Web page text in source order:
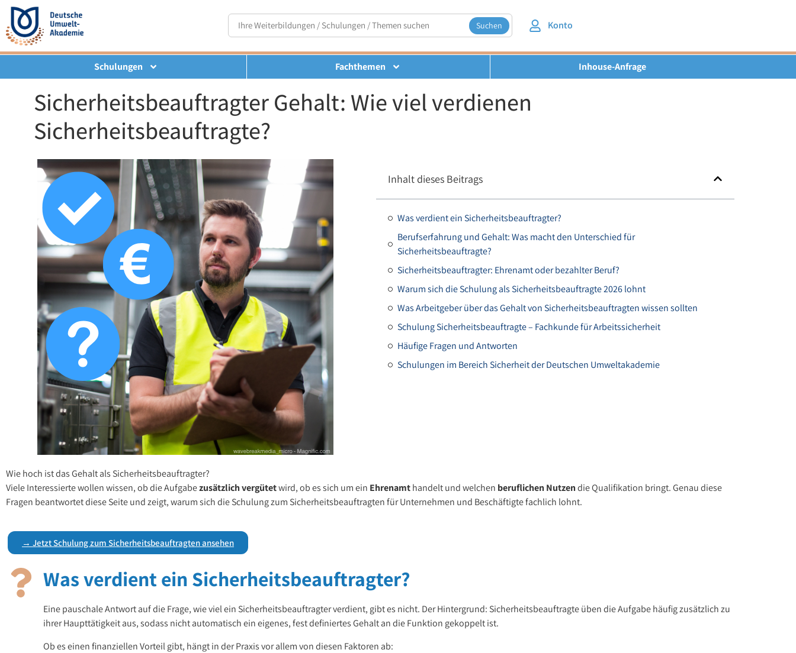
Suchen Konto
Schulungen Fachthemen Inhouse-Anfrage
Sicherheitsbeauftragter Gehalt: Wie viel verdienen
Sicherheitsbeauftragte?
Inhalt dieses Beitrags
Was verdient ein Sicherheitsbeauftragter?
Berufserfahrung und Gehalt: Was macht den Unterschied für
Sicherheitsbeauftragte?
Sicherheitsbeauftragter: Ehrenamt oder bezahlter Beruf?
Warum sich die Schulung als Sicherheitsbeauftragte 2026 lohnt
Was Arbeitgeber über das Gehalt von Sicherheitsbeauftragten wissen sollten
Schulung Sicherheitsbeauftragte – Fachkunde für Arbeitssicherheit
Häufige Fragen und Antworten
Schulungen im Bereich Sicherheit der Deutschen Umweltakademie
Wie hoch ist das Gehalt als Sicherheitsbeauftragter?
Viele Interessierte wollen wissen, ob die Aufgabezusätzlich vergütetwird, ob es sich um ein Ehrenamthandelt und welchen beruflichen Nutzendie Qualifikation bringt. Genau diese
Fragen beantwortet diese Seite und zeigt, warum sich die Schulung zum Sicherheitsbeauftragten für Unternehmen und Beschäftigte fachlich lohnt.
→ Jetzt Schulung zum Sicherheitsbeauftragten ansehen
Was verdient ein Sicherheitsbeauftragter?
Eine pauschale Antwort auf die Frage, wie viel ein Sicherheitsbeauftragter verdient, gibt es nicht. Der Hintergrund: Sicherheitsbeauftragte üben die Aufgabe häufig zusätzlich zu
ihrer Haupttätigkeit aus, sodass nicht automatisch ein eigenes, fest definiertes Gehalt an die Funktion gekoppelt ist.
Ob es einen finanziellen Vorteil gibt, hängt in der Praxis vor allem von diesen Faktoren ab: